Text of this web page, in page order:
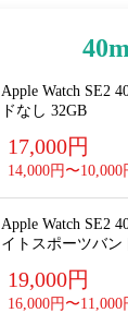
Apple Watch SE2
ドなし 32GB
17,000円
14,000円〜10,000
Apple Watch SE2
イトスポーツバン
19,000円
16,000円〜11,000